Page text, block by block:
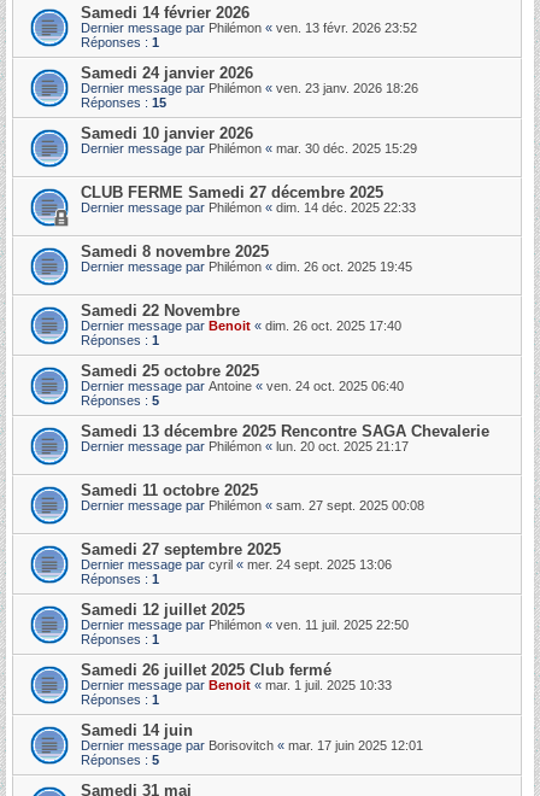
Samedi 14 février 2026
Dernier message par Philémon « ven. 13 févr. 2026 23:52
Réponses : 1
Samedi 24 janvier 2026
Dernier message par Philémon « ven. 23 janv. 2026 18:26
Réponses : 15
Samedi 10 janvier 2026
Dernier message par Philémon « mar. 30 déc. 2025 15:29
CLUB FERME Samedi 27 décembre 2025
Dernier message par Philémon « dim. 14 déc. 2025 22:33
Samedi 8 novembre 2025
Dernier message par Philémon « dim. 26 oct. 2025 19:45
Samedi 22 Novembre
Dernier message par Benoit « dim. 26 oct. 2025 17:40
Réponses : 1
Samedi 25 octobre 2025
Dernier message par Antoine « ven. 24 oct. 2025 06:40
Réponses : 5
Samedi 13 décembre 2025 Rencontre SAGA Chevalerie
Dernier message par Philémon « lun. 20 oct. 2025 21:17
Samedi 11 octobre 2025
Dernier message par Philémon « sam. 27 sept. 2025 00:08
Samedi 27 septembre 2025
Dernier message par cyril « mer. 24 sept. 2025 13:06
Réponses : 1
Samedi 12 juillet 2025
Dernier message par Philémon « ven. 11 juil. 2025 22:50
Réponses : 1
Samedi 26 juillet 2025 Club fermé
Dernier message par Benoit « mar. 1 juil. 2025 10:33
Réponses : 1
Samedi 14 juin
Dernier message par Borisovitch « mar. 17 juin 2025 12:01
Réponses : 5
Samedi 31 mai